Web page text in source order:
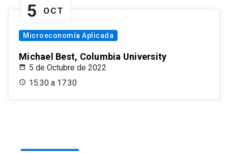
5 OCT
Microeconomía Aplicada
Michael Best, Columbia University
5 de Octubre de 2022
15:30 a 17:30